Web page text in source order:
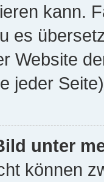
kann.
es
Website
jeder
unter
können